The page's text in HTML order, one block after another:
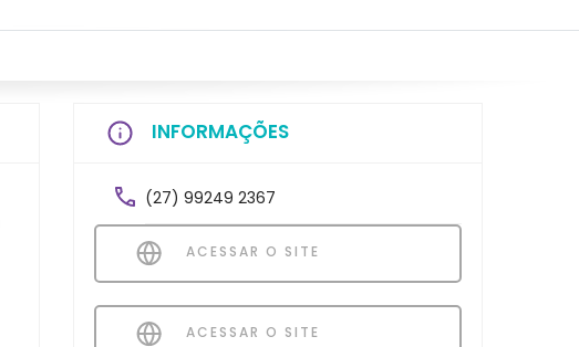
INFORMAÇÕES
(27) 99249 2367
ACESSAR O SITE
ACESSAR O SITE